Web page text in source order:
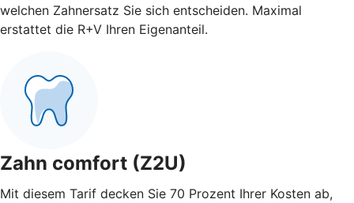
welchen Zahnersatz Sie sich entscheiden. Maximal
erstattet die R+V Ihren Eigenanteil.
Zahn comfort (Z2U)
Mit diesem Tarif decken Sie 70 Prozent Ihrer Kosten ab,